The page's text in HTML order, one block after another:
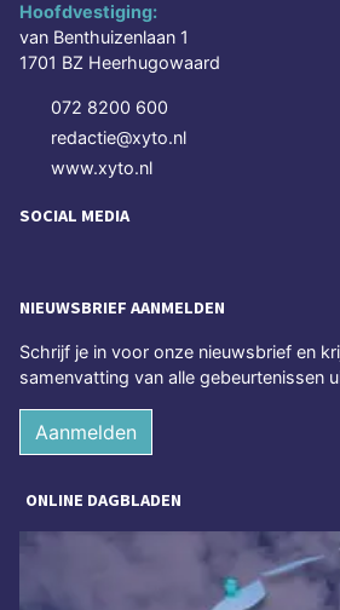
Hoofdvestiging:
van Benthuizenlaan 1
1701 BZ Heerhugowaard
072 8200 600
redactie@xyto.nl
www.xyto.nl
SOCIAL MEDIA
NIEUWSBRIEF AANMELDEN
Schrijf je in voor onze nieuwsbrief en
samenvatting van alle gebeurtenissen
Aanmelden
ONLINE DAGBLADEN